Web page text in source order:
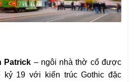
Patrick – ngôi nhà thờ cổ được
kỷ 19 với kiến trúcGothic đặc